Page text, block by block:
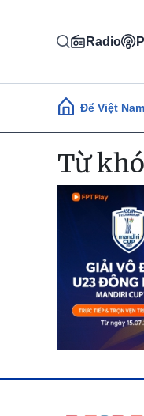
Radio
Main Để Việt
Từ